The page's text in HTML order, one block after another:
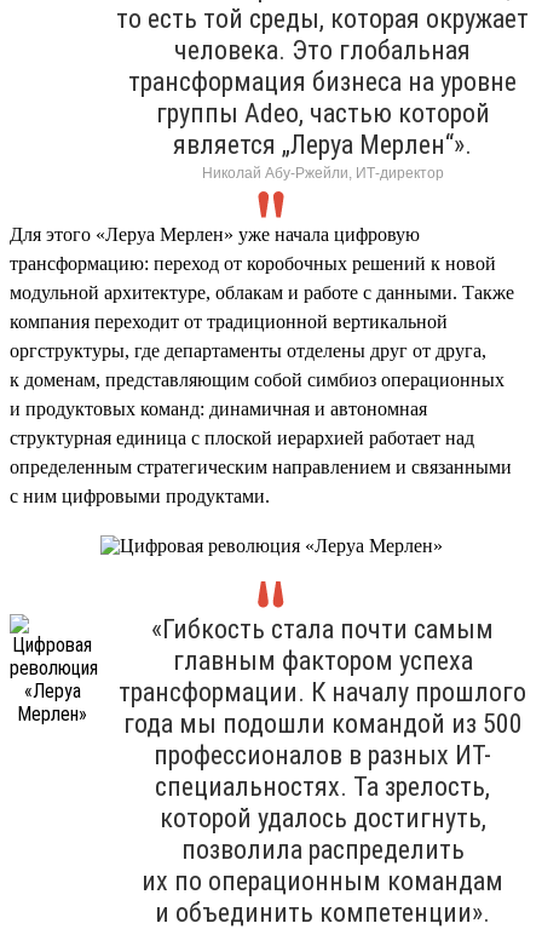
то есть той среды, которая окружает
человека. Это глобальная
трансформация бизнеса на уровне
группы Adeo, частью которой
является „Леруа Мерлен“».
Николай Абу-Ржейли, ИТ-директор
Для этого «Леруа Мерлен» уже начала цифровую
трансформацию: переход от коробочных решений к новой
модульной архитектуре, облакам и работе с данными. Также
компания переходит от традиционной вертикальной
оргструктуры, где департаменты отделены друг от друга,
к доменам, представляющим собой симбиоз операционных
и продуктовых команд: динамичная и автономная
структурная единица с плоской иерархией работает над
определенным стратегическим направлением и связанными
с ним цифровыми продуктами.
«Гибкость стала почти самым
главным фактором успеха
трансформации. К началу прошлого
года мы подошли командой из 500
профессионалов в разных ИТ-
специальностях. Та зрелость,
которой удалось достигнуть,
позволила распределить
их по операционным командам
и объединить компетенции».